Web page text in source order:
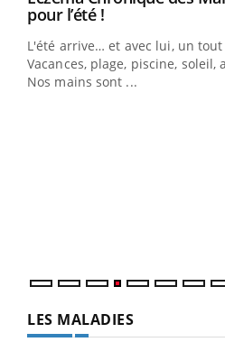
pour l’été !Youtube
L'été arrive… et avec lui, un tout
Vacances, plage, piscine,
Nos mains sont ...
LES MALADIES